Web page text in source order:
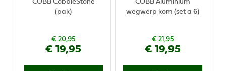
€ 20,95
€ 19,95
COBB CobbleStone
(pak)
€ 21,95
€ 19,95
COBB Aluminium
wegwerp kom (set a 6)